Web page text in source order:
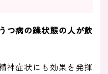
つ病の躁状態の人が飲
神症状にも効果を発揮